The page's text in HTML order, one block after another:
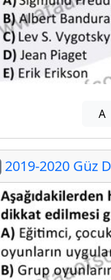
A
2019-2020 Güz